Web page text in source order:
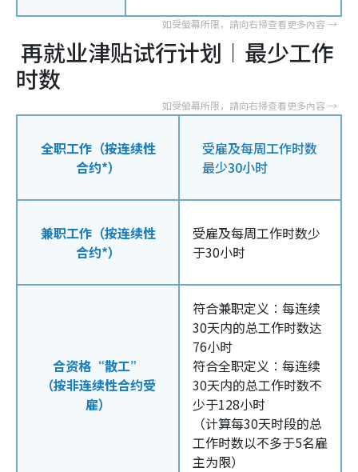
再就业津贴试行计划︱最少工作
时数
全职工作（按连续性
合约*）
受雇及每周工作时数
最少30小时
兼职工作（按连续性
合约*）
受雇及每周工作时数少
于30小时
合资格“散工”
（按非连续性合约受
雇）
符合兼职定义︰每连续
30天内的总工作时数达
76小时
符合全职定义︰每连续
30天内的总工作时数不
少于128小时
（计算每30天时段的总
工作时数以不多于5名雇
主为限）